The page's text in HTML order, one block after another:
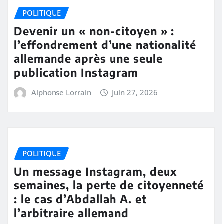
POLITIQUE
Devenir un « non-citoyen » :
l’effondrement d’une nationalité
allemande après une seule
publication Instagram
Alphonse Lorrain Juin 27, 2026
POLITIQUE
Un message Instagram, deux
semaines, la perte de citoyenneté
: le cas d’Abdallah A. et
l’arbitraire allemand